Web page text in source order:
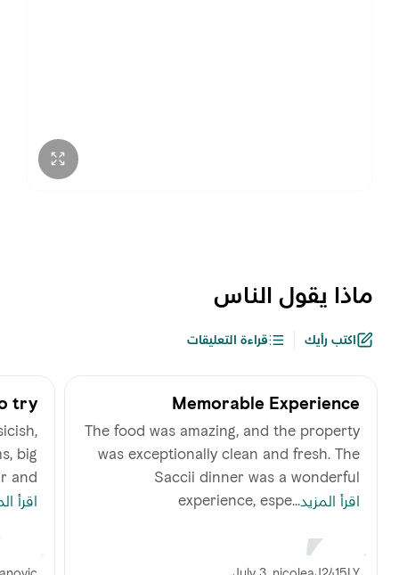
ماذا يقول الناس
اكتب رأيك قراءة التعليقات
Memorable Experience
‪The food was amazing, and the property
was exceptionally clean and fresh. The
Saccii dinner was a wonderful
experience, espe...اقرأ المزيد
try
big
and
اقرأ